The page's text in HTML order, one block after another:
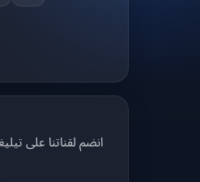
انضم لقناتنا على